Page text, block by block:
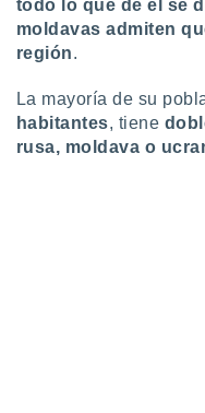
similares
sitio
IP
de
posible
todo lo que de él se
moldavas admiten
región.
La mayoría de su
habitantes, tiene
rusa, moldava o